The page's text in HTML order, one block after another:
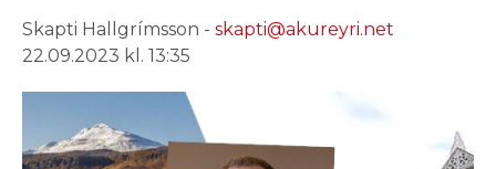
Skapti Hallgrímsson - skapti@akureyri.net
22.09.2023 kl. 13:35